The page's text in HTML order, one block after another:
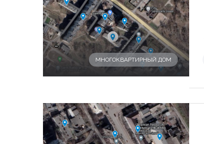
-
МНОГОКВАРТИРНЫЙ ДОМ